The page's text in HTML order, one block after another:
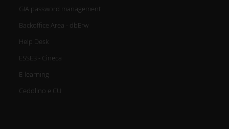
GIA password management
Backoffice Area - dbErw
Help Desk
ESSE3 - Cineca
E-learning
Cedolino e CU